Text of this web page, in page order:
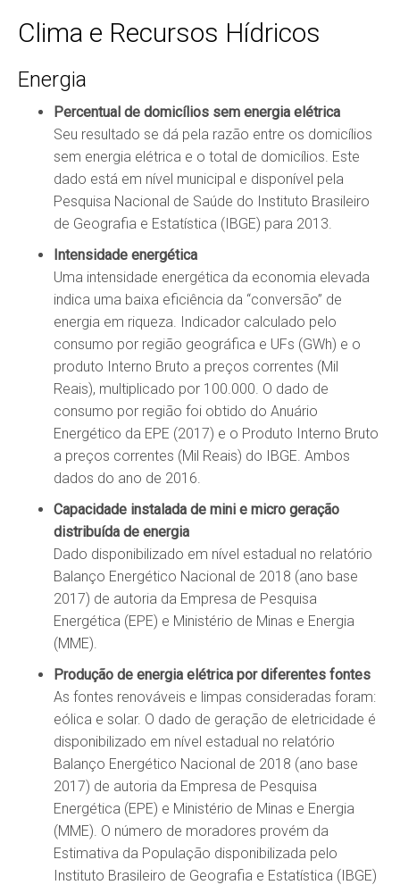
Clima e Recursos Hídricos
Energia
Percentual de domicílios sem energia elétrica
Seu resultado se dá pela razão entre os domicílios
sem energia elétrica e o total de domicílios. Este
dado está em nível municipal e disponível pela
Pesquisa Nacional de Saúde do Instituto Brasileiro
de Geografia e Estatística (IBGE) para 2013.
Intensidade energética
Uma intensidade energética da economia elevada
indica uma baixa eficiência da “conversão” de
energia em riqueza. Indicador calculado pelo
consumo por região geográfica e UFs (GWh) e o
produto Interno Bruto a preços correntes (Mil
Reais), multiplicado por 100.000. O dado de
consumo por região foi obtido do Anuário
Energético da EPE (2017) e o Produto Interno Bruto
a preços correntes (Mil Reais) do IBGE. Ambos
dados do ano de 2016.
Capacidade instalada de mini e micro geração
distribuída de energia
Dado disponibilizado em nível estadual no relatório
Balanço Energético Nacional de 2018 (ano base
2017) de autoria da Empresa de Pesquisa
Energética (EPE) e Ministério de Minas e Energia
(MME).
Produção de energia elétrica por diferentes fontes
As fontes renováveis e limpas consideradas foram:
eólica e solar. O dado de geração de eletricidade é
disponibilizado em nível estadual no relatório
Balanço Energético Nacional de 2018 (ano base
2017) de autoria da Empresa de Pesquisa
Energética (EPE) e Ministério de Minas e Energia
(MME). O número de moradores provém da
Estimativa da População disponibilizada pelo
Instituto Brasileiro de Geografia e Estatística (IBGE)